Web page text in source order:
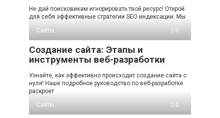
Не дай поисковикам игнорировать твой ресурс! Открой
для себя эффективные стратегии SEO индексации. Мы
Сайты
0
Создание сайта: Этапы и
инструменты веб-разработки
Узнайте, как эффективно происходит создание сайта с
нуля! Наше подробное руководство по веб-разработке
раскроет
Сайты
0